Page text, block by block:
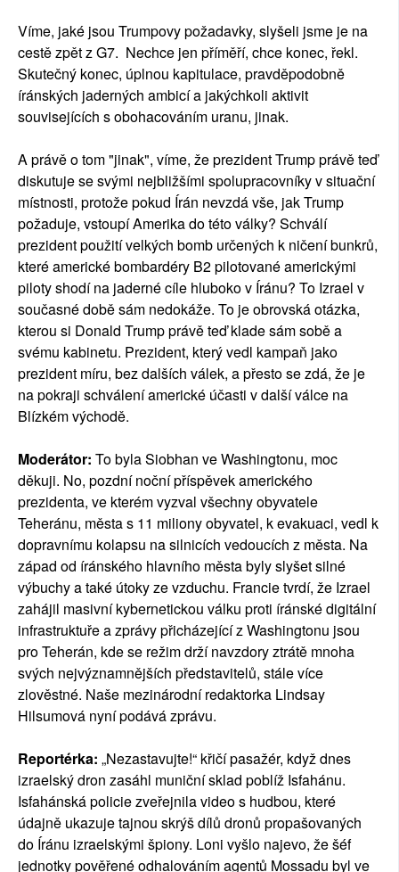
Víme, jaké jsou Trumpovy požadavky, slyšeli jsme je na
cestě zpět z G7. Nechce jen příměří, chce konec, řekl.
Skutečný konec, úplnou kapitulace, pravděpodobně
íránských jaderných ambicí a jakýchkoli aktivit
souvisejících s obohacováním uranu, jinak.
A právě o tom "jinak", víme, že prezident Trump právě teď
diskutuje se svými nejbližšími spolupracovníky v situační
místnosti, protože pokud Írán nevzdá vše, jak Trump
požaduje, vstoupí Amerika do této války? Schválí
prezident použití velkých bomb určených k ničení bunkrů,
které americké bombardéry B2 pilotované americkými
piloty shodí na jaderné cíle hluboko v Íránu? To Izrael v
současné době sám nedokáže. To je obrovská otázka,
kterou si Donald Trump právě teď klade sám sobě a
svému kabinetu. Prezident, který vedl kampaň jako
prezident míru, bez dalších válek, a přesto se zdá, že je
na pokraji schválení americké účasti v další válce na
Blízkém východě.
Moderátor: To byla Siobhan ve Washingtonu, moc
děkuji. No, pozdní noční příspěvek amerického
prezidenta, ve kterém vyzval všechny obyvatele
Teheránu, města s 11 miliony obyvatel, k evakuaci, vedl k
dopravnímu kolapsu na silnicích vedoucích z města. Na
západ od íránského hlavního města byly slyšet silné
výbuchy a také útoky ze vzduchu. Francie tvrdí, že Izrael
zahájil masivní kybernetickou válku proti íránské digitální
infrastruktuře a zprávy přicházející z Washingtonu jsou
pro Teherán, kde se režim drží navzdory ztrátě mnoha
svých nejvýznamnějších představitelů, stále více
zlověstné. Naše mezinárodní redaktorka Lindsay
Hilsumová nyní podává zprávu.
Reportérka: „Nezastavujte!“ křičí pasažér, když dnes
izraelský dron zasáhl muniční sklad poblíž Isfahánu.
Isfahánská policie zveřejnila video s hudbou, které
údajně ukazuje tajnou skrýš dílů dronů propašovaných
do Íránu izraelskými špiony. Loni vyšlo najevo, že šéf
jednotky pověřené odhalováním agentů Mossadu byl ve